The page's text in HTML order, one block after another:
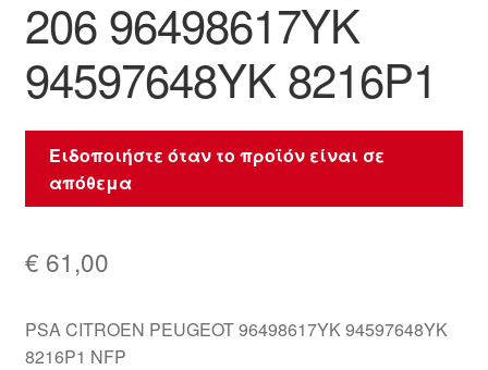
206 96498617YK
94597648YK 8216P1
Ειδοποιήστε όταν το προϊόν είναι σε
απόθεμα
€ 61,00
PSA CITROEN PEUGEOT 96498617YK 94597648YK
8216P1 NFP